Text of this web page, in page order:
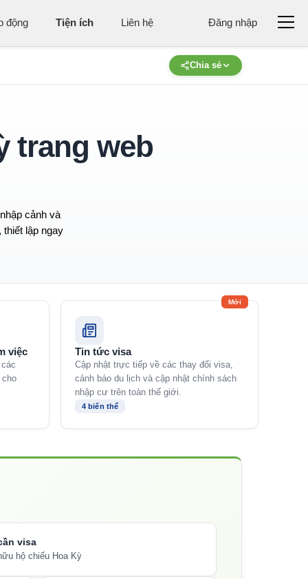
động Tiện ích Liên hệ Đăng nhập
Chia sẻ
trang web
cảnh và
lập ngay
việc
cho
Mới
Tin tức visa
Cập nhật trực tiếp về các thay đổi visa,
cảnh báo du lịch và cập nhật chính sách
nhập cư trên toàn thế giới.
4 biến thể
visa
hộ chiếu Hoa Kỳ